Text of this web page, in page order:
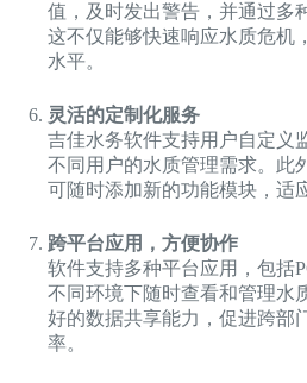
值，及时发出警告，并通过多
这不仅能够快速响应水质危机
水平。
灵活的定制化服务
吉佳水务软件支持用户自定义
不同用户的水质管理需求。此
可随时添加新的功能模块，适
跨平台应用，方便协作
软件支持多种平台应用，包括
不同环境下随时查看和管理水
好的数据共享能力，促进跨部
率。